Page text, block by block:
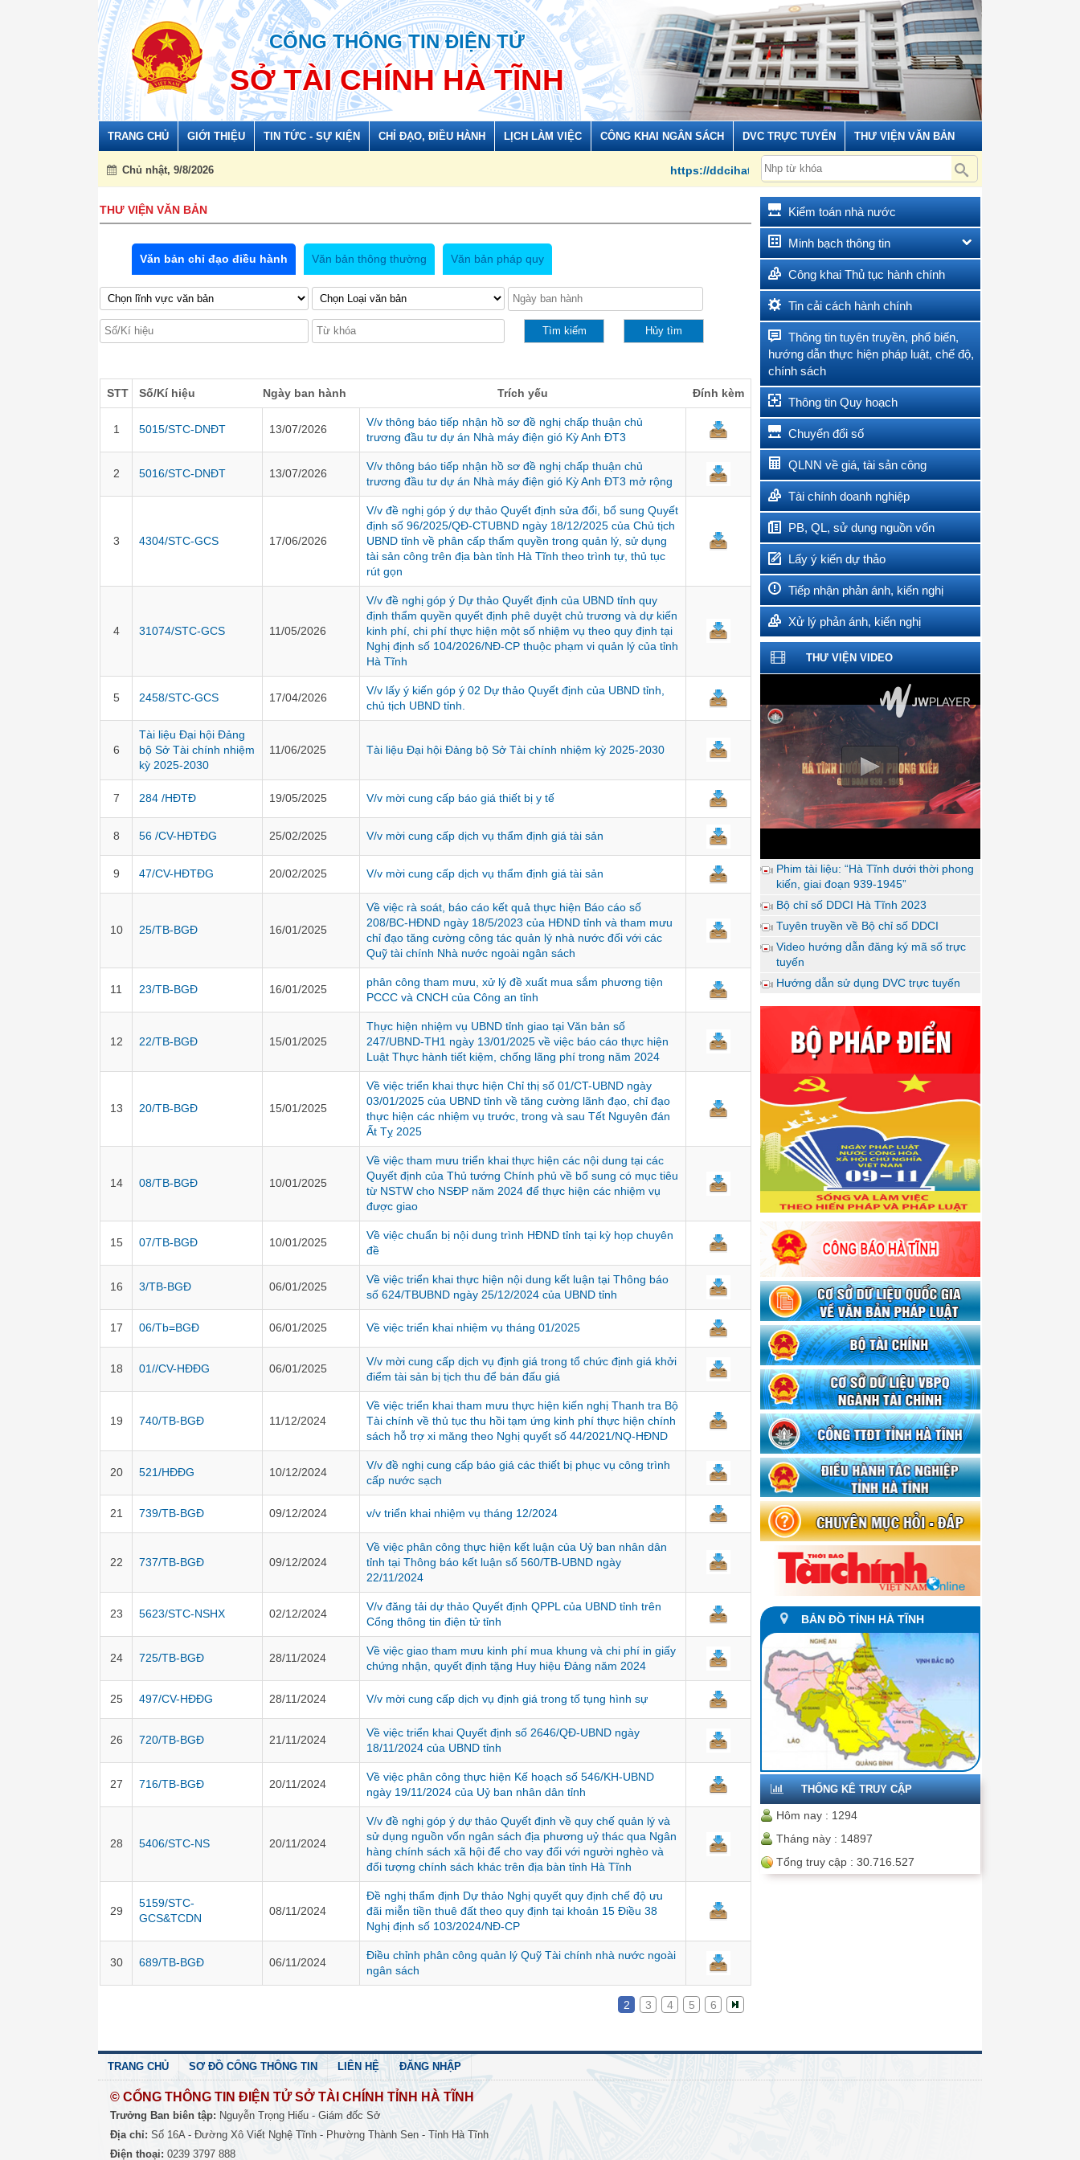
CỔNG THÔNG TIN ĐIỆN TỬ
SỞ TÀI CHÍNH HÀ TĨNH
TRANG CHỦ GIỚI THIỆU TIN TỨC - SỰ KIỆN CHỈ ĐẠO, ĐIỀU HÀNH LỊCH LÀM VIỆC CÔNG KHAI NGÂN SÁCH DVC TRỰC TUYẾN THƯ VIỆN VĂN BẢN
Chủ nhật, 9/8/2026 https://ddcihatinh.vn/ks
THƯ VIỆN VĂN BẢN
Văn bản chỉ đạo điều hành Văn bản thông thường Văn bản pháp quy
STT Số/Kí hiệu Ngày ban hành Trích yếu Đính kèm
1 5015/STC-DNĐT 13/07/2026
V/v thông báo tiếp nhận hồ sơ đề nghị chấp thuận chủ
trương đầu tư dự án Nhà máy điện gió Kỳ Anh ĐT3
2 5016/STC-DNĐT 13/07/2026
V/v thông báo tiếp nhận hồ sơ đề nghị chấp thuận chủ
trương đầu tư dự án Nhà máy điện gió Kỳ Anh ĐT3 mở rộng
3 4304/STC-GCS 17/06/2026
V/v đề nghị góp ý dự thảo Quyết định sửa đổi, bổ sung Quyết
định số 96/2025/QĐ-CTUBND ngày 18/12/2025 của Chủ tịch
UBND tỉnh về phân cấp thẩm quyền trong quản lý, sử dụng
tài sản công trên địa bàn tỉnh Hà Tĩnh theo trình tự, thủ tục
rút gọn
4 31074/STC-GCS 11/05/2026
V/v đề nghị góp ý Dự thảo Quyết định của UBND tỉnh quy
định thẩm quyền quyết định phê duyệt chủ trương và dự kiến
kinh phí, chi phí thực hiện một số nhiệm vụ theo quy định tại
Nghị định số 104/2026/NĐ-CP thuộc phạm vi quản lý của tỉnh
Hà Tĩnh
5 2458/STC-GCS 17/04/2026
V/v lấy ý kiến góp ý 02 Dự thảo Quyết định của UBND tỉnh,
chủ tịch UBND tỉnh.
6
Tài liệu Đại hội Đảng
bộ Sở Tài chính nhiệm
kỳ 2025-2030
11/06/2025 Tài liệu Đại hội Đảng bộ Sở Tài chính nhiệm kỳ 2025-2030
7 284 /HĐTĐ 19/05/2025 V/v mời cung cấp báo giá thiết bị y tế
8 56 /CV-HĐTĐG 25/02/2025 V/v mời cung cấp dịch vụ thẩm định giá tài sản
9 47/CV-HĐTĐG 20/02/2025 V/v mời cung cấp dịch vụ thẩm định giá tài sản
10 25/TB-BGĐ 16/01/2025
Về việc rà soát, báo cáo kết quả thực hiện Báo cáo số
208/BC-HĐND ngày 18/5/2023 của HĐND tỉnh và tham mưu
chỉ đạo tăng cường công tác quản lý nhà nước đối với các
Quỹ tài chính Nhà nước ngoài ngân sách
11 23/TB-BGĐ 16/01/2025
phân công tham mưu, xử lý đề xuất mua sắm phương tiện
PCCC và CNCH của Công an tỉnh
12 22/TB-BGĐ 15/01/2025
Thực hiện nhiệm vụ UBND tỉnh giao tại Văn bản số
247/UBND-TH1 ngày 13/01/2025 về việc báo cáo thực hiện
Luật Thực hành tiết kiệm, chống lãng phí trong năm 2024
13 20/TB-BGĐ 15/01/2025
Về việc triển khai thực hiện Chỉ thị số 01/CT-UBND ngày
03/01/2025 của UBND tỉnh về tăng cường lãnh đạo, chỉ đạo
thực hiện các nhiệm vụ trước, trong và sau Tết Nguyên đán
Ất Tỵ 2025
14 08/TB-BGĐ 10/01/2025
Về việc tham mưu triển khai thực hiện các nội dung tại các
Quyết định của Thủ tướng Chính phủ về bổ sung có mục tiêu
từ NSTW cho NSĐP năm 2024 để thực hiện các nhiệm vụ
được giao
15 07/TB-BGĐ 10/01/2025
Về việc chuẩn bị nội dung trình HĐND tỉnh tại kỳ họp chuyên
đề
16 3/TB-BGĐ 06/01/2025
Về việc triển khai thực hiện nội dung kết luận tại Thông báo
số 624/TBUBND ngày 25/12/2024 của UBND tỉnh
17 06/Tb=BGĐ 06/01/2025 Về việc triển khai nhiệm vụ tháng 01/2025
18 01//CV-HĐĐG 06/01/2025
V/v mời cung cấp dịch vụ định giá trong tổ chức định giá khởi
điểm tài sản bị tịch thu để bán đấu giá
19 740/TB-BGĐ 11/12/2024
Về việc triển khai tham mưu thực hiện kiến nghị Thanh tra Bộ
Tài chính về thủ tục thu hồi tạm ứng kinh phí thực hiện chính
sách hỗ trợ xi măng theo Nghị quyết số 44/2021/NQ-HĐND
20 521/HĐĐG 10/12/2024
V/v đề nghị cung cấp báo giá các thiết bị phục vụ công trình
cấp nước sạch
21 739/TB-BGĐ 09/12/2024 v/v triển khai nhiệm vụ tháng 12/2024
22 737/TB-BGĐ 09/12/2024
Về việc phân công thực hiện kết luận của Uỷ ban nhân dân
tỉnh tại Thông báo kết luận số 560/TB-UBND ngày
22/11/2024
23 5623/STC-NSHX 02/12/2024
V/v đăng tải dự thảo Quyết định QPPL của UBND tỉnh trên
Cổng thông tin điện tử tỉnh
24 725/TB-BGĐ 28/11/2024
Về việc giao tham mưu kinh phí mua khung và chi phí in giấy
chứng nhận, quyết định tặng Huy hiệu Đảng năm 2024
25 497/CV-HĐĐG 28/11/2024 V/v mời cung cấp dịch vụ định giá trong tố tụng hình sự
26 720/TB-BGĐ 21/11/2024
Về việc triển khai Quyết định số 2646/QĐ-UBND ngày
18/11/2024 của UBND tỉnh
27 716/TB-BGĐ 20/11/2024
Về việc phân công thực hiện Kế hoạch số 546/KH-UBND
ngày 19/11/2024 của Uỷ ban nhân dân tỉnh
28 5406/STC-NS 20/11/2024
V/v đề nghị góp ý dự thảo Quyết định về quy chế quản lý và
sử dụng nguồn vốn ngân sách địa phương uỷ thác qua Ngân
hàng chính sách xã hội để cho vay đối với người nghèo và
đối tượng chính sách khác trên địa bàn tỉnh Hà Tĩnh
29
5159/STC-
GCS&TCDN
08/11/2024
Đề nghị thẩm định Dự thảo Nghị quyết quy định chế độ ưu
đãi miễn tiền thuê đất theo quy định tại khoản 15 Điều 38
Nghị định số 103/2024/NĐ-CP
30 689/TB-BGĐ 06/11/2024
Điều chỉnh phân công quản lý Quỹ Tài chính nhà nước ngoài
ngân sách
2 3 4 5 6
Kiểm toán nhà nước
Minh bạch thông tin
Công khai Thủ tục hành chính
Tin cải cách hành chính
Thông tin tuyên truyền, phổ biến,
hướng dẫn thực hiện pháp luật, chế độ,
chính sách
Thông tin Quy hoạch
Chuyển đổi số
QLNN về giá, tài sản công
Tài chính doanh nghiệp
PB, QL, sử dụng nguồn vốn
Lấy ý kiến dự thảo
Tiếp nhận phản ánh, kiến nghị
Xử lý phản ánh, kiến nghị
THƯ VIỆN VIDEO
Phim tài liệu: “Hà Tĩnh dưới thời phong
kiến, giai đoạn 939-1945”
Bộ chỉ số DDCI Hà Tĩnh 2023
Tuyên truyền về Bộ chỉ số DDCI
Video hướng dẫn đăng ký mã số trực
tuyến
Hướng dẫn sử dụng DVC trực tuyến
BẢN ĐỒ TỈNH HÀ TĨNH
THỐNG KÊ TRUY CẬP
Hôm nay : 1294
Tháng này : 14897
Tổng truy cập : 30.716.527
TRANG CHỦ SƠ ĐỒ CỔNG THÔNG TIN LIÊN HỆ ĐĂNG NHẬP
© CỔNG THÔNG TIN ĐIỆN TỬ SỞ TÀI CHÍNH TỈNH HÀ TĨNH
Trưởng Ban biên tập: Nguyễn Trọng Hiếu - Giám đốc Sở
Địa chỉ: Số 16A - Đường Xô Viết Nghệ Tĩnh - Phường Thành Sen - Tỉnh Hà Tĩnh
Điện thoại: 0239 3797 888